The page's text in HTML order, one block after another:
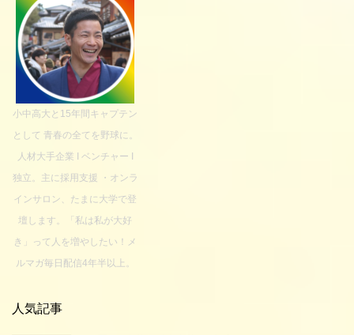
小中高大と15年間キャプテン
として 青春の全てを野球に。
人材大手企業 I ベンチャー I
独立。主に採用支援 ・オンラ
インサロン、たまに大学で登
壇します。「私は私が大好
き」って人を増やしたい！メ
ルマガ毎日配信4年半以上。
人気記事